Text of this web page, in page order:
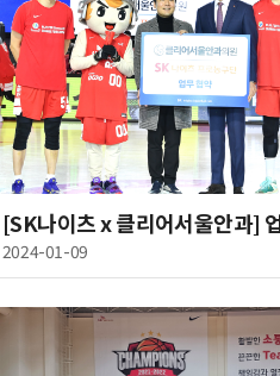
[SK나이츠 x 클리어서울안과]
2024-01-09